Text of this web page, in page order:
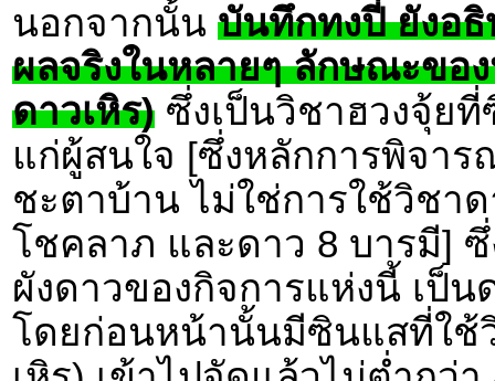
นอกจากนั้น บันทึกทงปี่ ยังอ
ผลจริงในหลายๆ ลักษณะขอ
ดาวเหิร) ซึ่งเป็นวิชาฮวงจุ้ย
แก่ผู้สนใจ [ซึ่งหลักการพิจา
ชะตาบ้าน ไม่ใช่การใช้วิชา
โชคลาภ และดาว 8 บารมี]
ผังดาวของกิจการแห่งนี้ เป็น
โดยก่อนหน้านั้นมีซินแสที่ใช้